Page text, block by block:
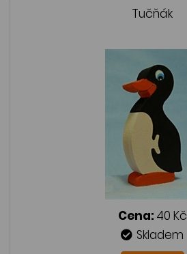
Tučňák
Cena: 40 Kč
Skladem